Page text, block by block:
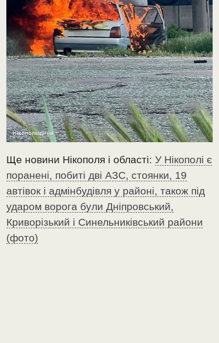
Ще новини Нікополя і області:У Нікополі є
поранені, побиті дві АЗС, стоянки, 19
автівок і адмінбудівля у районі, також під
ударом ворога були Дніпровський,
Криворізький і Синельниківський райони
(фото)